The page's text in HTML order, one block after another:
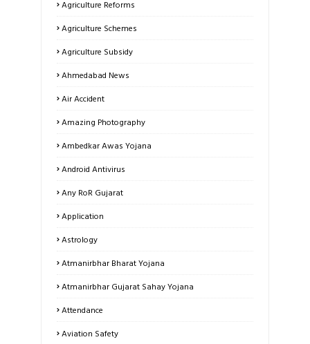
Agriculture Reforms
Agriculture Schemes
Agriculture Subsidy
Ahmedabad News
Air Accident
Amazing Photography
Ambedkar Awas Yojana
Android Antivirus
Any RoR Gujarat
Application
Astrology
Atmanirbhar Bharat Yojana
Atmanirbhar Gujarat Sahay Yojana
Attendance
Aviation Safety